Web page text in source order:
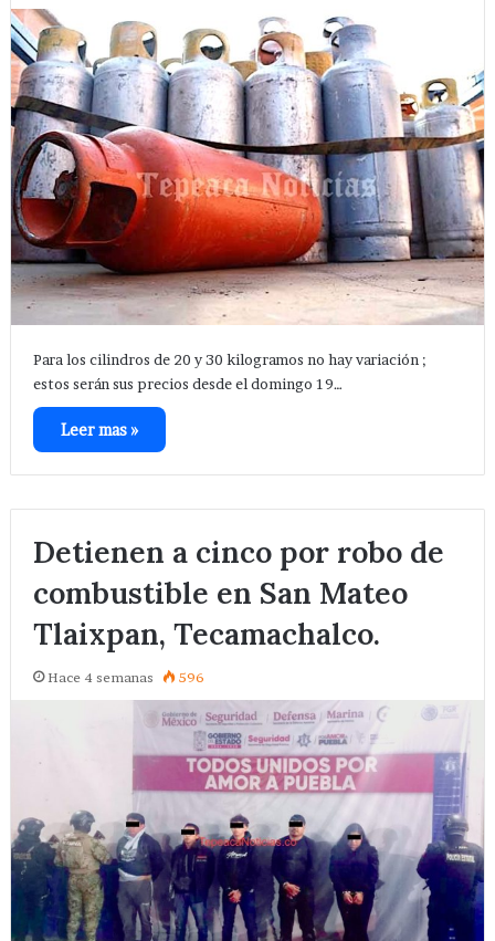
Para los cilindros de 20 y 30 kilogramos no hay variación ;
estos serán sus precios desde el domingo 19…
Leer mas »
Detienen a cinco por robo de
combustible en San Mateo
Tlaixpan, Tecamachalco.
Hace 4 semanas 596